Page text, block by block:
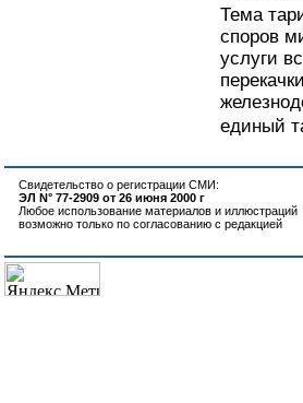
Тема
споров
услуги
единый
Свидетельство о регистрации СМИ:
ЭЛ N° 77-2909 от 26 июня 2000 г
Любое использование материалов и иллюстраций
возможно только по согласованию с редакцией